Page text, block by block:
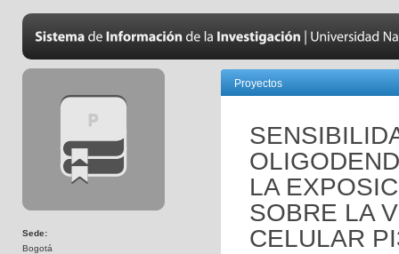
Sede:
Bogotá
Proyectos
LA
SOBRE LA
CELULAR